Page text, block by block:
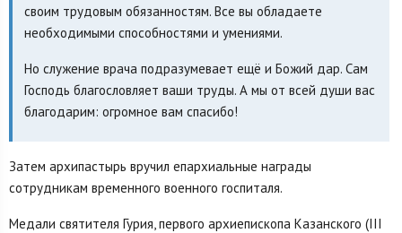
своим трудовым обязанностям. Все вы обладаете
необходимыми способностями и умениями.
Но служение врача подразумевает ещё и Божий дар. Сам
Господь благословляет ваши труды. А мы от всей души вас
благодарим: огромное вам спасибо!
Затем архипастырь вручил епархиальные награды
сотрудникам временного военного госпиталя.
Медали святителя Гурия, первого архиепископа Казанского (III